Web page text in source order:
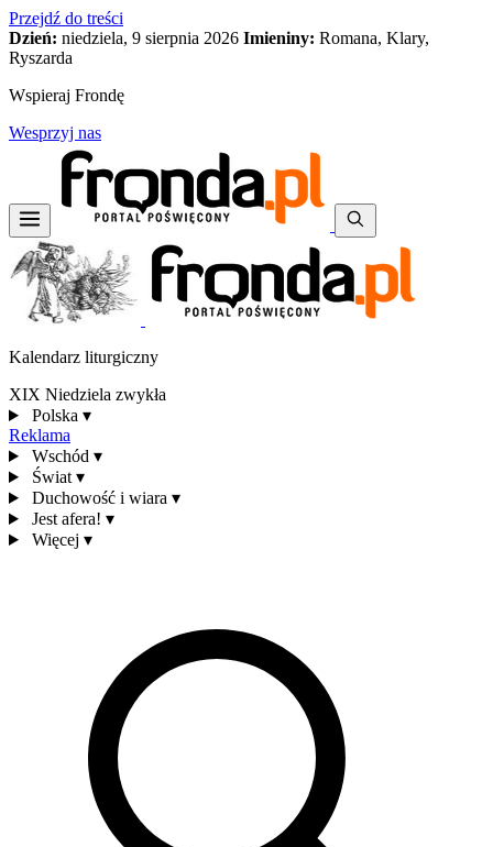
Przejdź do treści
Dzień: niedziela, 9 sierpnia 2026 Imieniny: Romana, Klary,
Ryszarda
Wspieraj Frondę
Wesprzyj nas
Kalendarz liturgiczny
XIX Niedziela zwykła
Polska ▾
Reklama
Wschód ▾
Świat ▾
Duchowość i wiara ▾
Jest afera! ▾
Więcej ▾